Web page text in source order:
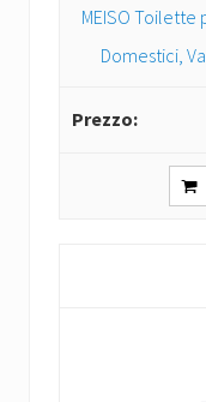
MEISO
Domestici,